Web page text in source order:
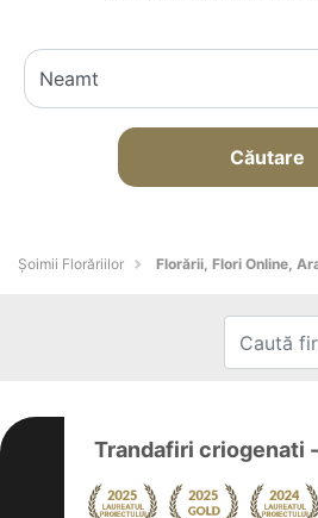
Căutare
Șoimii Florăriilor Florării, Flori Online,
Trandafiri criogenati